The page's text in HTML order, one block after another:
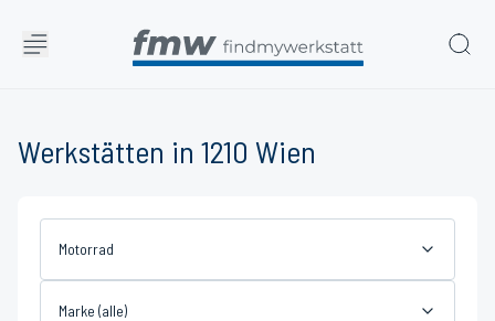
Werkstätten in 1210 Wien
Motorrad
Marke (alle)